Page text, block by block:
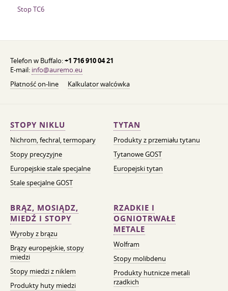
Stop ТС6
Telefon w Buffalo:+1 716 910 04 21
E-mail: info@auremo.eu
Płatność on-line
Kalkulator walcówka
STOPY NIKLU
Nichrom, fechral, termopary
Stopy precyzyjne
Europejskie stale specjalne
Stale specjalne GOST
TYTAN
Produkty z przemiału tytanu
Tytanowe GOST
Europejski tytan
BRĄZ, MOSIĄDZ,
MIEDŹ I STOPY
Wyroby z brązu
Brązy europejskie, stopy
miedzi
Stopy miedzi z niklem
Produkty huty miedzi
RZADKIE I
OGNIOTRWAŁE
METALE
Wolfram
Stopy molibdenu
Produkty hutnicze metali
rzadkich